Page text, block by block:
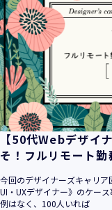
【50代Webデザイ
そ！フルリモート
今回のデザイナーズキャリ
UI・UXデザイナー》のケー
例はなく、100人いれば